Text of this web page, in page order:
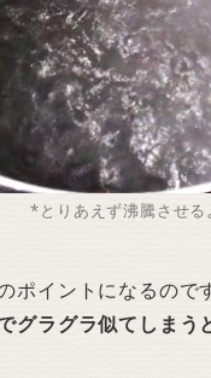
*とりあえず沸騰させ
ポイントになるので
グラグラ似てしまう